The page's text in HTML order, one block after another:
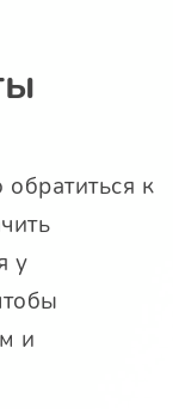
к
у
и